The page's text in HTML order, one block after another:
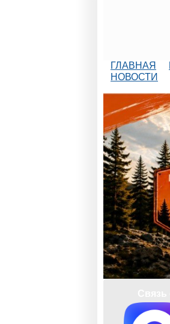
ГЛАВНАЯ
НОВОСТИ